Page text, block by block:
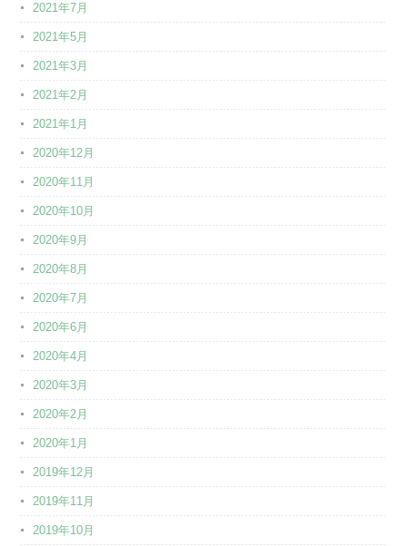
2021年7月
2021年5月
2021年3月
2021年2月
2021年1月
2020年12月
2020年11月
2020年10月
2020年9月
2020年8月
2020年7月
2020年6月
2020年4月
2020年3月
2020年2月
2020年1月
2019年12月
2019年11月
2019年10月